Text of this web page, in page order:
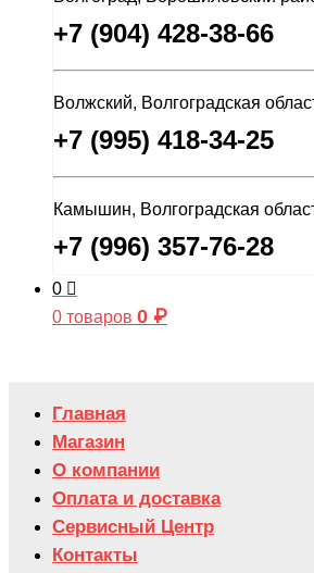
+7 (904) 428-38-66
Волжский, Волгоградская
+7 (995) 418-34-25
Камышин, Волгоградская
+7 (996) 357-76-28
0
0 товаров 0 ₽
Главная
Магазин
О компании
Оплата и доставка
Сервисный Центр
Контакты